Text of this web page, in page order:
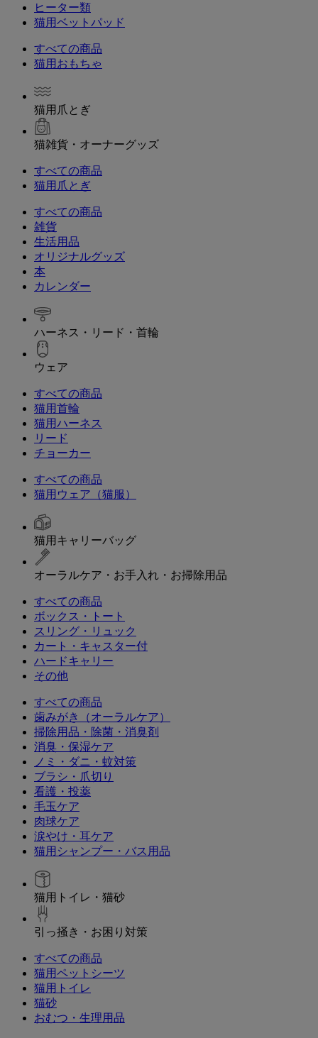
ヒーター類
猫用ベットパッド
すべての商品
猫用おもちゃ
猫用爪とぎ
猫雑貨・オーナーグッズ
すべての商品
猫用爪とぎ
すべての商品
雑貨
生活用品
オリジナルグッズ
本
カレンダー
ハーネス・リード・首輪
ウェア
すべての商品
猫用首輪
猫用ハーネス
リード
チョーカー
すべての商品
猫用ウェア（猫服）
猫用キャリーバッグ
オーラルケア・お手入れ・お掃除用品
すべての商品
ボックス・トート
スリング・リュック
カート・キャスター付
ハードキャリー
その他
すべての商品
歯みがき（オーラルケア）
掃除用品・除菌・消臭剤
消臭・保湿ケア
ノミ・ダニ・蚊対策
ブラシ・爪切り
看護・投薬
毛玉ケア
肉球ケア
涙やけ・耳ケア
猫用シャンプー・バス用品
猫用トイレ・猫砂
引っ掻き・お困り対策
すべての商品
猫用ペットシーツ
猫用トイレ
猫砂
おむつ・生理用品